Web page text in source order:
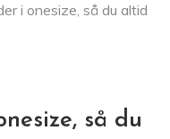
i onesize, så du altid
så du